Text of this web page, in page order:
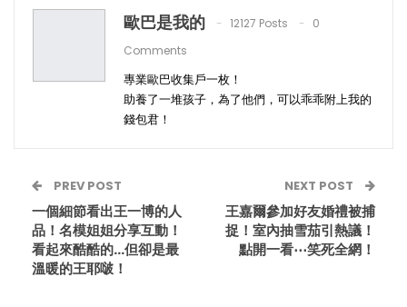
歐巴是我的 12127 Posts
0
Comments
專業歐巴收集戶一枚！
助養了一堆孩子，為了他們，可以乖乖附上我的
錢包君！
PREV POST
一個細節看出王一博的人
品！名模姐姐分享互動！
看起來酷酷的…但卻是最
溫暖的王耶啵！
NEXT POST
王嘉爾參加好友婚禮被捕
捉！室內抽雪茄引熱議！
點開一看⋯笑死全網！